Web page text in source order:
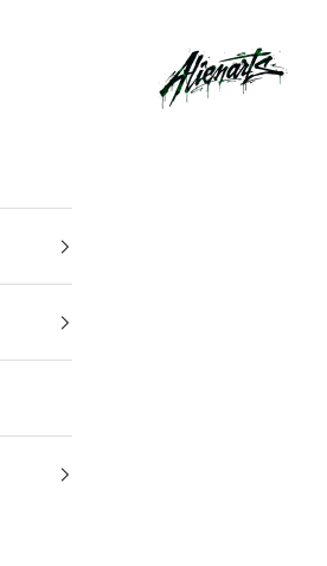
AlienArts
Marque, modèle et année — pour un kit